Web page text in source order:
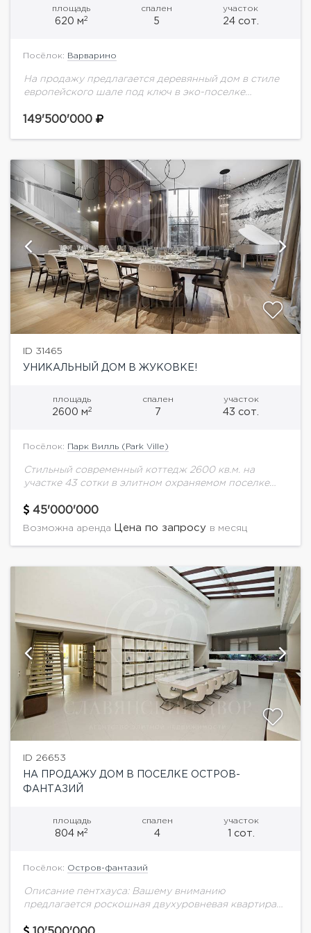
площадь
620 м2
спален
5
участок
24 сот.
Посёлок: Варварино
На продажу предлагается деревянный дом в стиле
европейского шале под ключ в эко-поселке
сотки с выполненным ландшафтным дизайном.
149'500'000
ID 31465
УНИКАЛЬНЫЙ ДОМ В ЖУКОВКЕ!
площадь
2600 м2
спален
7
участок
43 сот.
Посёлок: Парк Вилль (Park Ville)
Стильный современный коттедж 2600 кв.м. на
участке 43 сотки в элитном охраняемом поселке
дизайнерский ремонт. Дорогая отделка с
использованием премиальных натуральных
45'000'000
Возможна аренда Цена по запросу в месяц
ID 26653
НА ПРОДАЖУ ДОМ В ПОСЕЛКЕ ОСТРОВ-
ФАНТАЗИЙ
площадь
804 м2
спален
4
участок
1 сот.
Посёлок: Остров-фантазий
Описание пентхауса: Вашему вниманию
предлагается роскошная двухуровневая квартира
ремонтом в современном стиле от дизайнера с